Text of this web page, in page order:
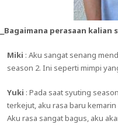
___Bagaimana perasaan
Miki : Aku sangat senang
season 2. Ini seperti mimpi
Yuki : Pada saat syuting
terkejut, aku rasa baru
Aku rasa sangat bagus, aku